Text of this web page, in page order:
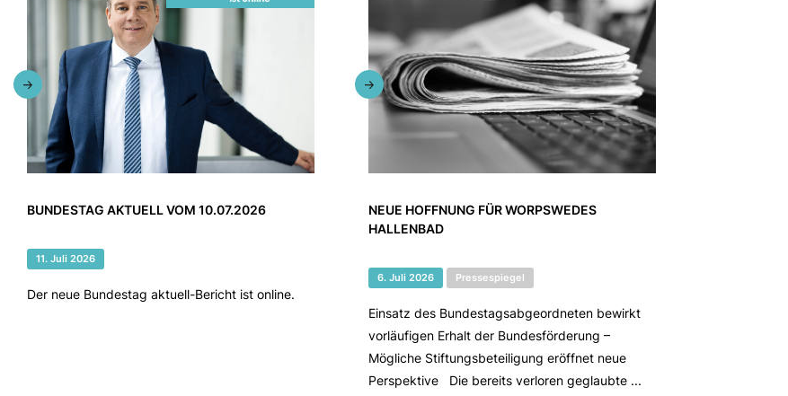
BUNDESTAG AKTUELL VOM 10.07.2026
11. Juli 2026
Der neue Bundestag aktuell-Bericht ist online.
NEUE HOFFNUNG FÜR WORPSWEDES
HALLENBAD
6. Juli 2026 Pressespiegel
Einsatz des Bundestagsabgeordneten bewirkt
vorläufigen Erhalt der Bundesförderung –
Mögliche Stiftungsbeteiligung eröffnet neue
Perspektive Die bereits verloren geglaubte ...